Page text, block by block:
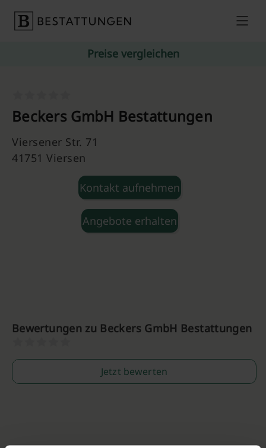
Preise vergleichen
Beckers GmbH Bestattungen
Viersener Str. 71
41751 Viersen
Kontakt aufnehmen
Angebote erhalten
Bewertungen zu Beckers GmbH Bestattungen
Jetzt bewerten